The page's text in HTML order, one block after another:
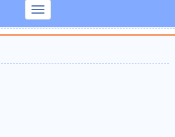
Показать